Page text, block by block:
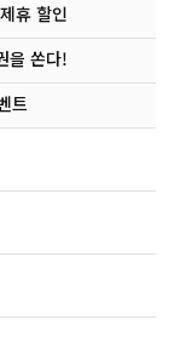
휴 할인
을 쏜다!
트